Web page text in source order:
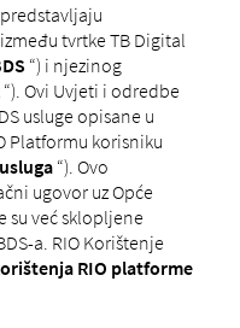
tvrtke TB Digital
“) i njezinog
“). Ovi Uvjeti i odredbe
usluge opisane u
Platformu korisniku
“). Ovo
ugovor uz Opće
su već sklopljene
a. RIO Korištenje
RIO platforme